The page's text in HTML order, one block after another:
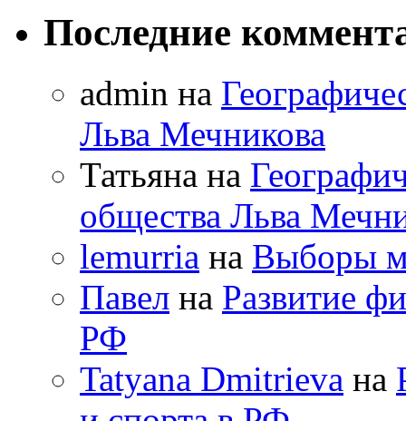
Последние
admin на
Льва Мечникова
Татьяна на
общества Льва
lemurria на Выборы
Павел на Развитие
РФ
Tatyana Dmitrieva на